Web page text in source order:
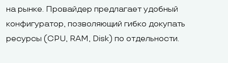
на рынке. Провайдер предлагает удобный
конфигуратор, позволяющий гибко докупать
ресурсы (CPU, RAM, Disk) по отдельности.